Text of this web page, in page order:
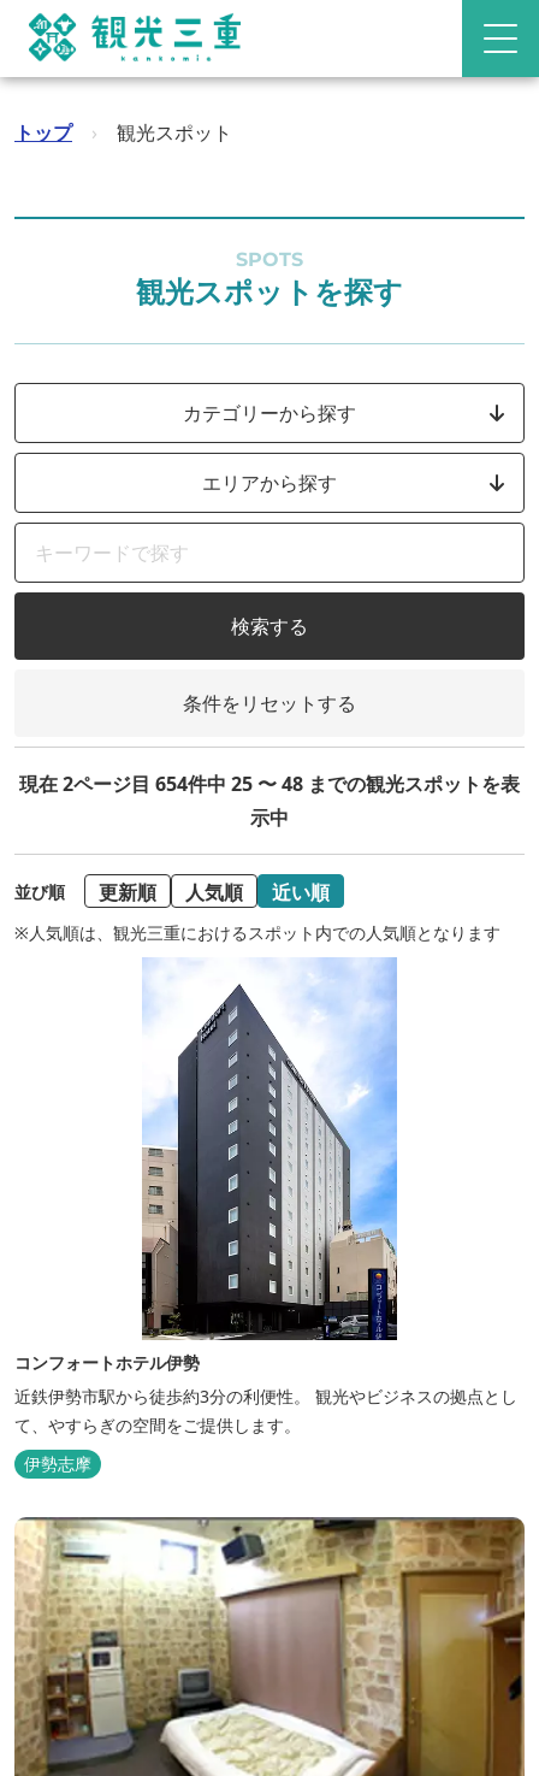
トップ › 観光スポット
SPOTS
観光スポットを探す
カテゴリーから探す
エリアから探す
検索する
条件をリセットする
現在 2ページ目 654件中 25 〜 48 までの観光スポットを表
示中
並び順 更新順 人気順 近い順
※人気順は、観光三重におけるスポット内での人気順となります
コンフォートホテル伊勢
近鉄伊勢市駅から徒歩約3分の利便性。 観光やビジネスの拠点とし
て、やすらぎの空間をご提供します。
伊勢志摩